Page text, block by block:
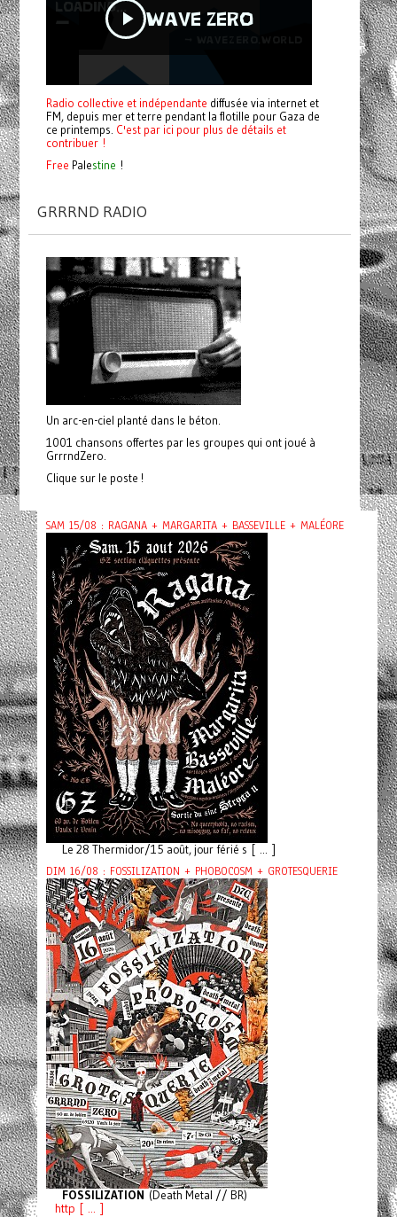
Radio collective et indépendante diffusée via internet et
FM, depuis mer et terre pendant la flotille pour Gaza de
ce printemps. C'est par ici pour plus de détails et
contribuer !
Free Palestine !
GRRRND RADIO
Un arc-en-ciel planté dans le béton.
1001 chansons offertes par les groupes qui ont joué à
GrrrndZero.
Clique sur le poste !
SAM 15/08 : RAGANA + MARGARITA + BASSEVILLE + MALÉORE
Le 28 Thermidor/15 août, jour férié s [ ... ]
DIM 16/08 : FOSSILIZATION + PHOBOCOSM + GROTESQUERIE
FOSSILIZATION (Death Metal // BR)
http [ ... ]